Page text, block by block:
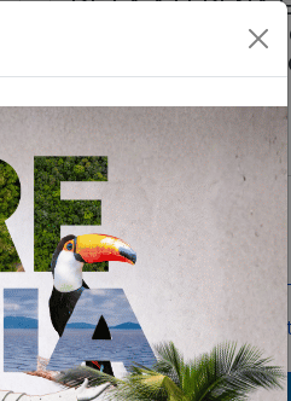
DE LA AJ FRENA
PUESTO DE